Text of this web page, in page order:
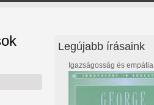
Legújabb írásaink
Igazságosság és empátia